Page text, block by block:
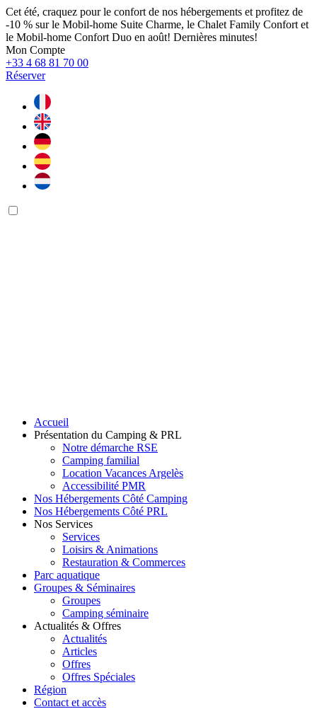
Cet été, craquez pour le confort de nos hébergements et profitez de
-10 % sur le Mobil-home Suite Charme, le Chalet Family Confort et
le Mobil-home Confort Duo en août! Dernières minutes!
Mon Compte
+33 4 68 81 70 00
Réserver
Accueil
Présentation du Camping & PRL
Notre démarche RSE
Camping familial
Location Vacances Argelès
Accessibilité PMR
Nos Hébergements Côté Camping
Nos Hébergements Côté PRL
Nos Services
Services
Loisirs & Animations
Restauration & Commerces
Parc aquatique
Groupes & Séminaires
Groupes
Camping séminaire
Actualités & Offres
Actualités
Articles
Offres
Offres Spéciales
Région
Contact et accès